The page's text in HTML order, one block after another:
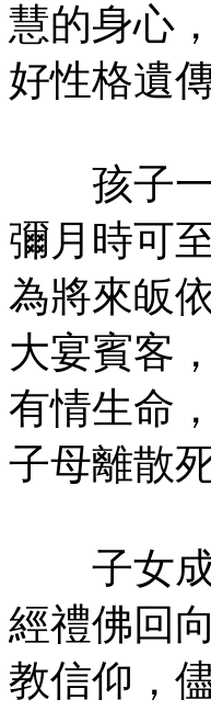
慧的身心
好性格遺
孩子一
彌月時可
為將來皈
大宴賓客
有情生命
子母離散
子女成
經禮佛回
教信仰，